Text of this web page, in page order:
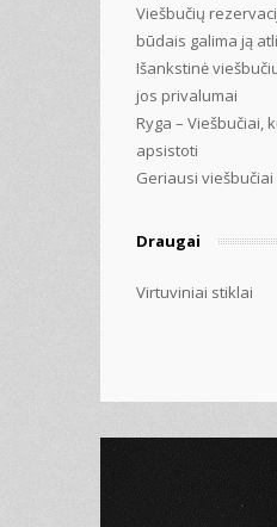
Viešbučių
būdais galima ją
Išankstinė
jos privalumai
Ryga – Viešbučiai,
apsistoti
Geriausi
Draugai
Virtuviniai stiklai